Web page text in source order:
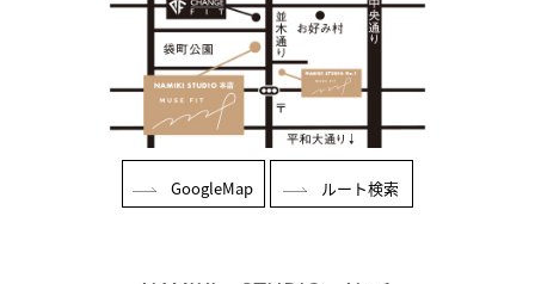
GoogleMap ルート検索